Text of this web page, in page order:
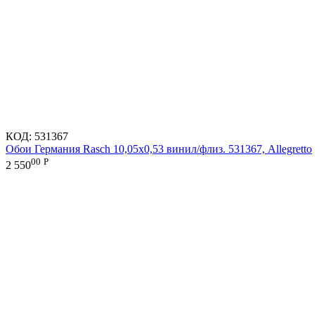
КОД: 531367
Обои Германия Rasch 10,05x0,53 винил/флиз. 531367, Allegretto
2 55000 Р